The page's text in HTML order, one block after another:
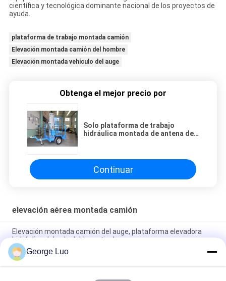
científica y tecnológica dominante nacional de los proyectos de
ayuda.
plataforma de trabajo montada camión
Elevación montada camión del hombre
Elevación montada vehículo del auge
Obtenga el mejor precio por
Solo plataforma de trabajo
hidráulica montada de antena de
Continuar
elevación aérea montada camión
Elevación montada camión del auge, plataforma elevadora
hidráulica del palo doble vertical
El camión vertical del palo doble montó la elevación aérea con
la carga clasificada 200kg
George Luo